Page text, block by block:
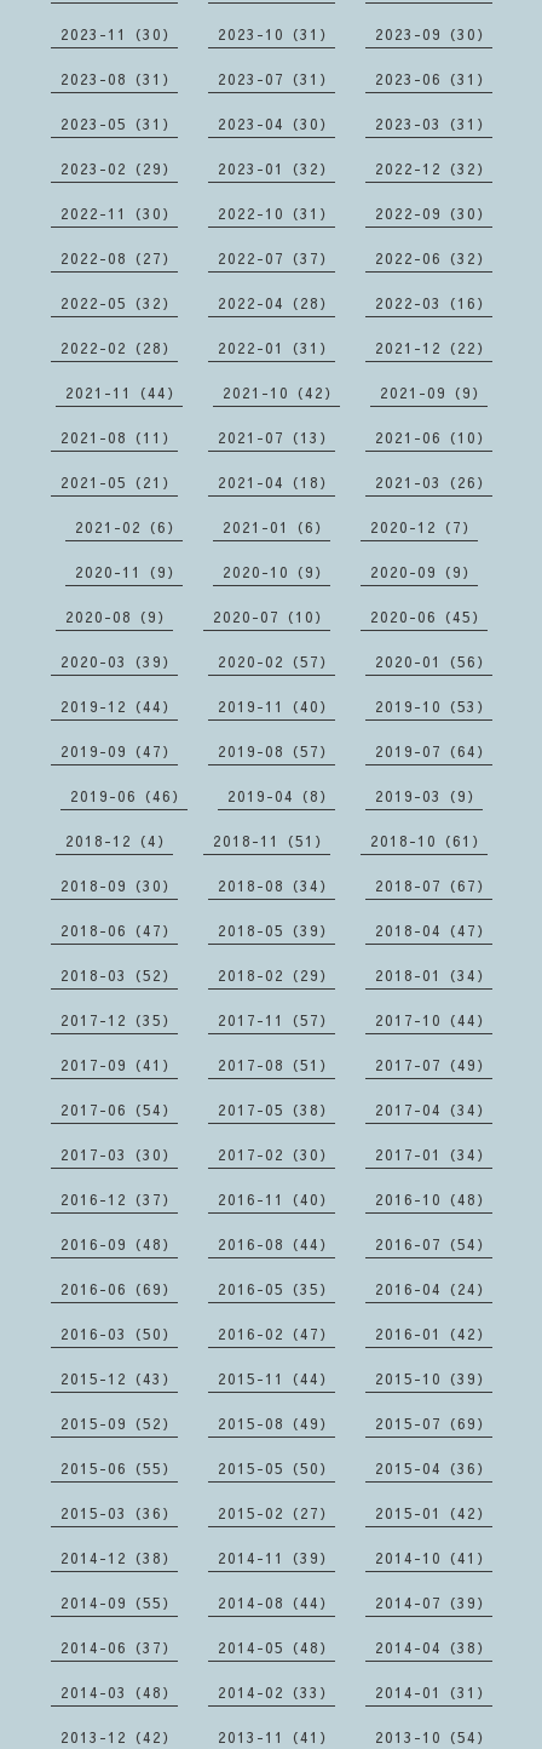
2023-11（30） 2023-10（31） 2023-09（30）
2023-08（31） 2023-07（31） 2023-06（31）
2023-05（31） 2023-04（30） 2023-03（31）
2023-02（29） 2023-01（32） 2022-12（32）
2022-11（30） 2022-10（31） 2022-09（30）
2022-08（27） 2022-07（37） 2022-06（32）
2022-05（32） 2022-04（28） 2022-03（16）
2022-02（28） 2022-01（31） 2021-12（22）
2021-11（44） 2021-10（42） 2021-09（9）
2021-08（11） 2021-07（13） 2021-06（10）
2021-05（21） 2021-04（18） 2021-03（26）
2021-02（6） 2021-01（6） 2020-12（7）
2020-11（9） 2020-10（9） 2020-09（9）
2020-08（9） 2020-07（10） 2020-06（45）
2020-03（39） 2020-02（57） 2020-01（56）
2019-12（44） 2019-11（40） 2019-10（53）
2019-09（47） 2019-08（57） 2019-07（64）
2019-06（46） 2019-04（8） 2019-03（9）
2018-12（4） 2018-11（51） 2018-10（61）
2018-09（30） 2018-08（34） 2018-07（67）
2018-06（47） 2018-05（39） 2018-04（47）
2018-03（52） 2018-02（29） 2018-01（34）
2017-12（35） 2017-11（57） 2017-10（44）
2017-09（41） 2017-08（51） 2017-07（49）
2017-06（54） 2017-05（38） 2017-04（34）
2017-03（30） 2017-02（30） 2017-01（34）
2016-12（37） 2016-11（40） 2016-10（48）
2016-09（48） 2016-08（44） 2016-07（54）
2016-06（69） 2016-05（35） 2016-04（24）
2016-03（50） 2016-02（47） 2016-01（42）
2015-12（43） 2015-11（44） 2015-10（39）
2015-09（52） 2015-08（49） 2015-07（69）
2015-06（55） 2015-05（50） 2015-04（36）
2015-03（36） 2015-02（27） 2015-01（42）
2014-12（38） 2014-11（39） 2014-10（41）
2014-09（55） 2014-08（44） 2014-07（39）
2014-06（37） 2014-05（48） 2014-04（38）
2014-03（48） 2014-02（33） 2014-01（31）
2013-12（42） 2013-11（41） 2013-10（54）